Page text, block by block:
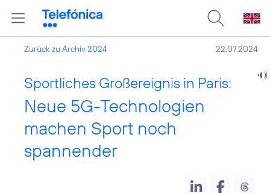
Zurück zu Archiv 2024 22.07.2024
Sportliches Großereignis in Paris:
Neue 5G-Technologien
machen Sport noch
spannender